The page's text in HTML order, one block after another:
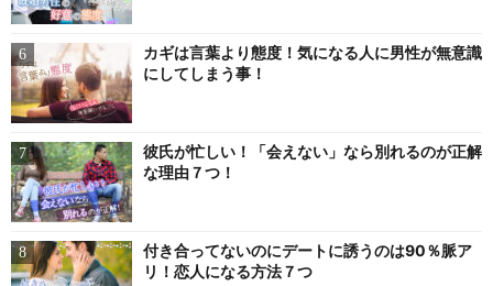
カギは言葉より態度！気になる人に男性が無意識
にしてしまう事！
彼氏が忙しい！「会えない」なら別れるのが正解
な理由７つ！
付き合ってないのにデートに誘うのは90％脈ア
リ！恋人になる方法７つ